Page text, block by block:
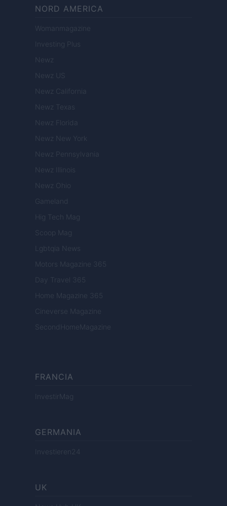
NORD AMERICA
Womanmagazine
Investing Plus
Newz
Newz US
Newz California
Newz Texas
Newz Florida
Newz New York
Newz Pennsylvania
Newz Illinois
Newz Ohio
Gameland
Hig Tech Mag
Scoop Mag
Lgbtqia News
Motors Magazine 365
Day Travel 365
Home Magazine 365
Cineverse Magazine
SecondHomeMagazine
FRANCIA
InvestirMag
GERMANIA
Investieren24
UK